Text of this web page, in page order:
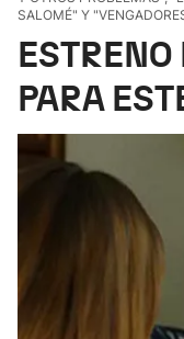
SALOMÉ" Y
PARA